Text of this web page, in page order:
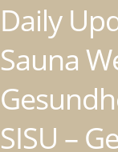
Daily
Sauna
SISU –